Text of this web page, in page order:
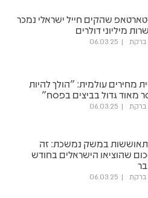
שהקים חייל ישראלי נמכר
מיליוני דולרים
ברקת 06.03.25
מחירים עולמית: "הולך להיות
מאוד גדול בביצים בפסח"
ברקת 06.03.25
במשק נמשכת: זה
שהוציאו הישראלים בחודש
ברקת 06.03.25